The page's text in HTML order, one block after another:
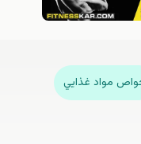
غذايي